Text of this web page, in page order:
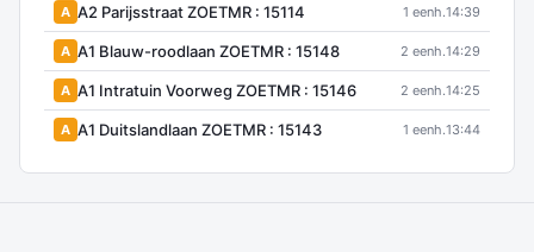
A A2 Parijsstraat ZOETMR : 15114 1 eenh.14:39
A A1 Blauw-roodlaan ZOETMR : 15148 2 eenh.14:29
A A1 Intratuin Voorweg ZOETMR : 15146 2 eenh.14:25
A A1 Duitslandlaan ZOETMR : 15143 1 eenh.13:44